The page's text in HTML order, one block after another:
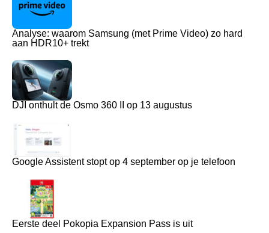
Analyse: waarom Samsung (met Prime Video) zo hard
aan HDR10+ trekt
DJI onthult de Osmo 360 II op 13 augustus
Google Assistent stopt op 4 september op je telefoon
Eerste deel Pokopia Expansion Pass is uit